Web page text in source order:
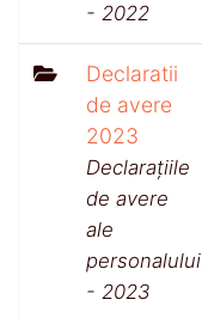
- 2022
Declaratii
de avere
2023
Declarațiile
de avere
ale
personalului
- 2023